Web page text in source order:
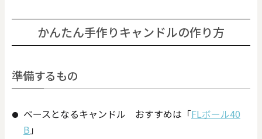
かんたん手作りキャンドルの作り方
準備するもの
ベースとなるキャンドル おすすめは「FLボール40
B」